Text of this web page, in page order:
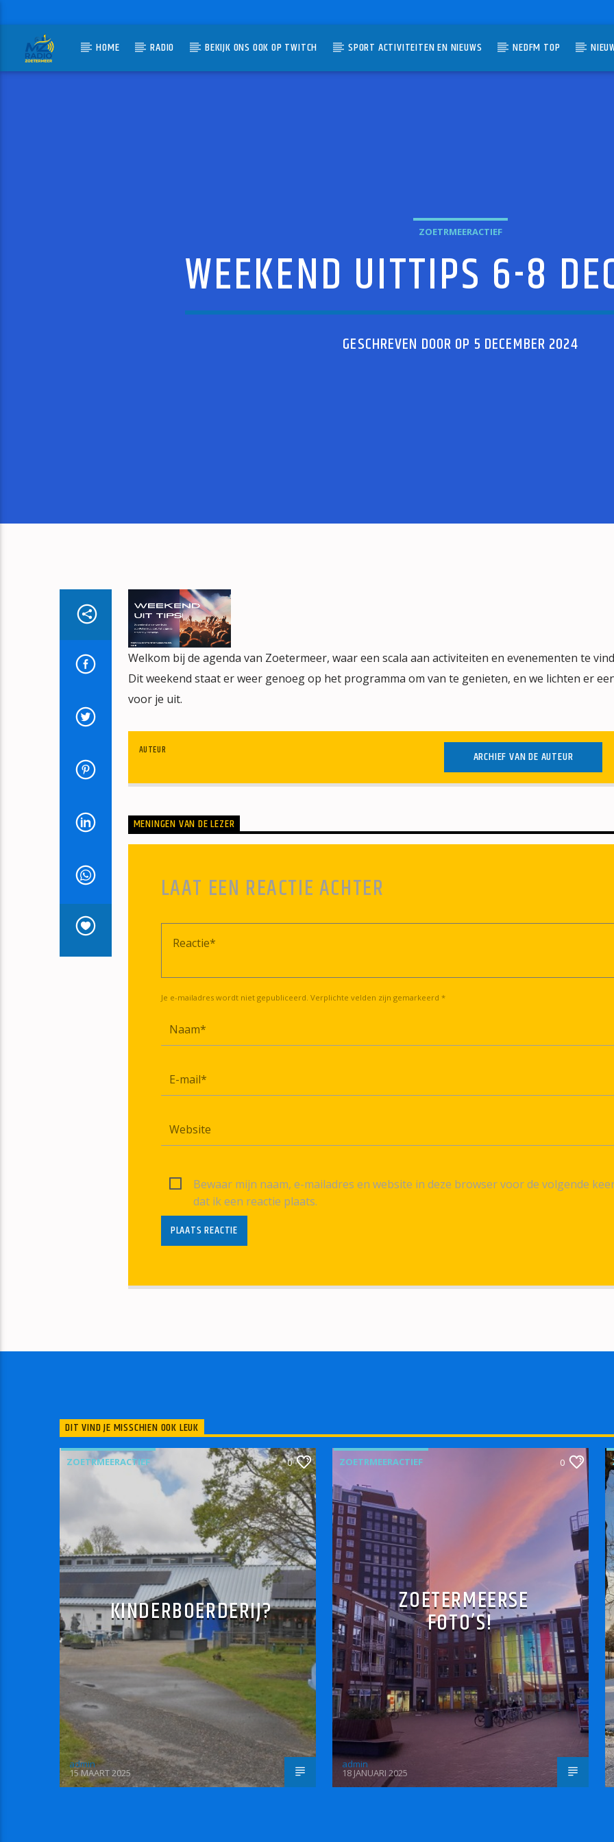
HOME RADIO BEKIJK ONS OOK OP TWITCH SPORT ACTIVITEITEN EN NIEUWS NEDFM TOP
ZOETRMEERACTIEF
WEEKEND UITTIPS 6-8
GESCHREVEN DOOR OP 5 DECEMBER 2024
Welkom bij de agenda van Zoetermeer, waar een scala aan activiteiten en evenementen te
Dit weekend staat er weer genoeg op het programma om van te genieten, en we lichten er
voor je uit.
AUTEUR ARCHIEF VAN DE AUTEUR
MENINGEN VAN DE LEZER
LAAT EEN REACTIE ACHTER
Je e-mailadres wordt niet gepubliceerd. Verplichte velden zijn gemarkeerd *
Bewaar mijn naam, e-mailadres en website in deze browser voor de volgende
dat ik een reactie plaats.
DIT VIND JE MISSCHIEN OOK LEUK
ZOETRMEERACTIEF 0
KINDERBOERDERIJ?
admin
15 MAART 2025
ZOETRMEERACTIEF 0
ZOETERMEERSE
FOTO’S!
admin
18 JANUARI 2025